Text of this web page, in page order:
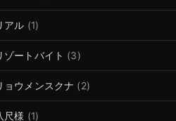
アル (1)
ゾートバイト (3)
ョウメンスクナ (2)
尺様 (1)